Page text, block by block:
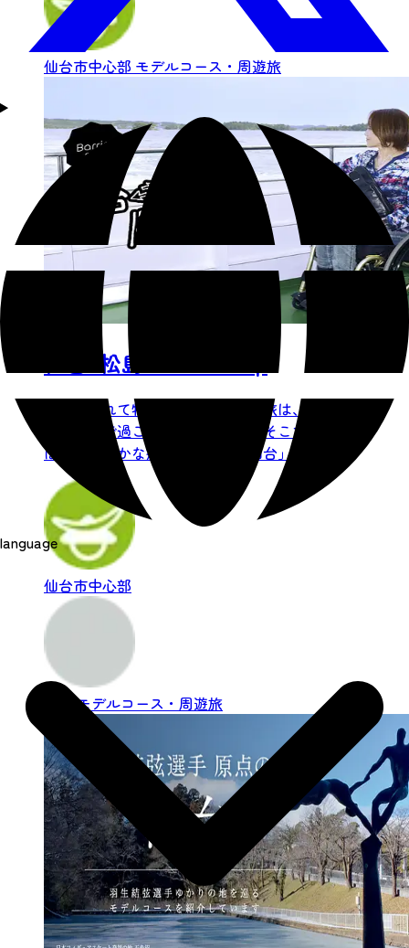
language
仙台市中心部 モデルコース・周遊旅
仙台-松島 Smooth Trip
日常を離れて特別な時間を楽しむ旅は、ゆっ
たり気分で過ごしたいものです。そこで今回
は、自然豊かな癒しの杜の都「仙台」と、い
つ訪れても四季折々の美し...
仙台市中心部
松島モデルコース・周遊旅